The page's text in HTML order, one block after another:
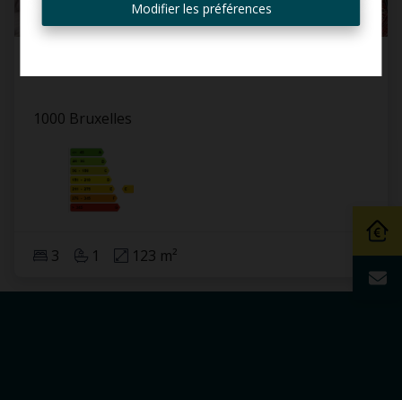
Modifier les préférences
1000 Bruxelles
3 1 123 m²
mail